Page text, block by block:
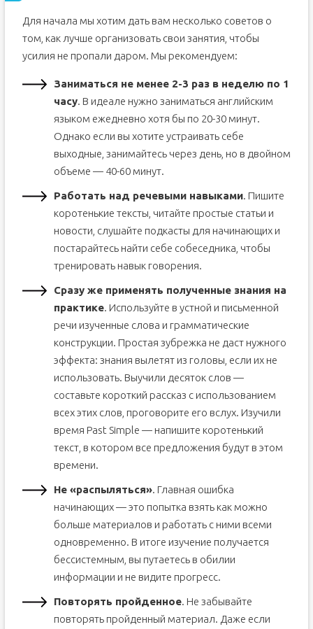
Для начала мы хотим дать вам несколько советов о
том, как лучше организовать свои занятия, чтобы
усилия не пропали даром. Мы рекомендуем:
Заниматься не менее 2-3 раз в неделю по 1
часу. В идеале нужно заниматься английским
языком ежедневно хотя бы по 20-30 минут.
Однако если вы хотите устраивать себе
выходные, занимайтесь через день, но в двойном
объеме — 40-60 минут.
Работать над речевыми навыками. Пишите
коротенькие тексты, читайте простые статьи и
новости, слушайте подкасты для начинающих и
постарайтесь найти себе собеседника, чтобы
тренировать навык говорения.
Сразу же применять полученные знания на
практике. Используйте в устной и письменной
речи изученные слова и грамматические
конструкции. Простая зубрежка не даст нужного
эффекта: знания вылетят из головы, если их не
использовать. Выучили десяток слов —
составьте короткий рассказ с использованием
всех этих слов, проговорите его вслух. Изучили
время Past Simple — напишите коротенький
текст, в котором все предложения будут в этом
времени.
Не «распыляться». Главная ошибка
начинающих — это попытка взять как можно
больше материалов и работать с ними всеми
одновременно. В итоге изучение получается
бессистемным, вы путаетесь в обилии
информации и не видите прогресс.
Повторять пройденное. Не забывайте
повторять пройденный материал. Даже если